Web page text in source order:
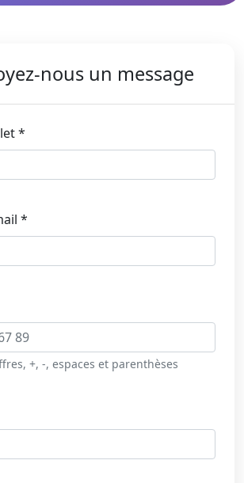
nous un message
*
*
+, -, espaces et parenthèses